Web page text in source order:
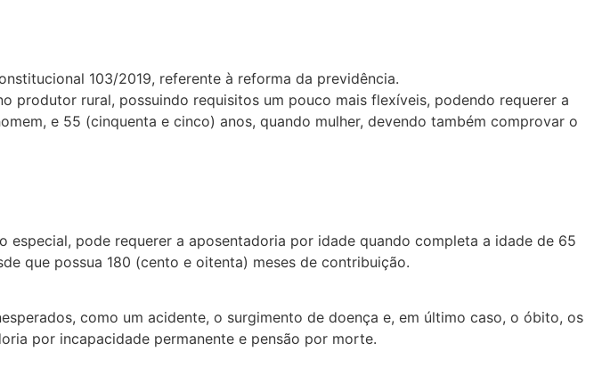
103/2019, referente à reforma da previdência.
rural, possuindo requisitos um pouco mais flexíveis, podendo requerer a
e 55 (cinquenta e cinco) anos, quando mulher, devendo também comprovar o
pode requerer a aposentadoria por idade quando completa a idade de 65
que possua 180 (cento e oitenta) meses de contribuição.
como um acidente, o surgimento de doença e, em último caso, o óbito, os
por incapacidade permanente e pensão por morte.